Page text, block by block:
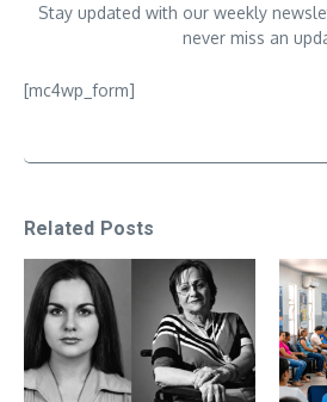
Stay updated with our weekly
never miss an
[mc4wp_form]
Related Posts